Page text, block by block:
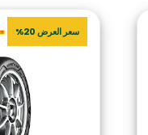
سعر العرض 20%